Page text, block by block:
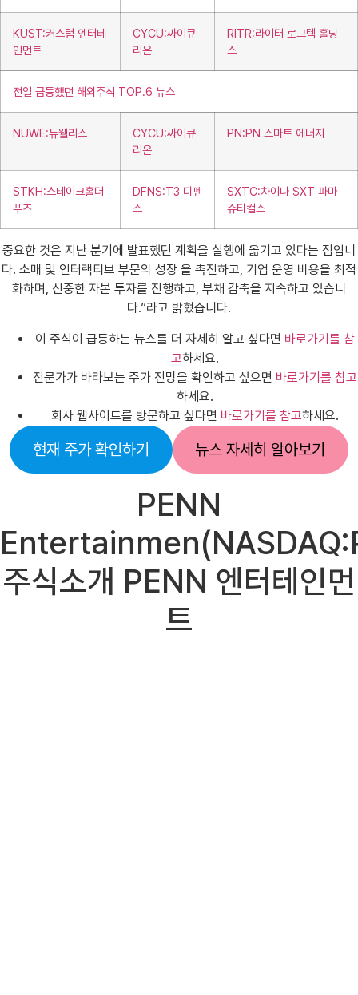
KUST:커스텀 엔터테
인먼트
CYCU:싸이큐
리온
RITR:라이터 로그텍 홀딩
스
전일 급등했던 해외주식 TOP.6 뉴스
NUWE:뉴웰리스
CYCU:싸이큐
리온
PN:PN 스마트 에너지
STKH:스테이크홀더
푸즈
DFNS:T3 디펜
스
SXTC:차이나 SXT 파마
슈티컬스
중요한 것은 지난 분기에 발표했던 계획을 실행에 옮기고 있다는 점입니
다. 소매 및 인터랙티브 부문의 성장 을 촉진하고, 기업 운영 비용을 최적
화하며, 신중한 자본 투자를 진행하고, 부채 감축을 지속하고 있습니
다.”라고 밝혔습니다.
이 주식이 급등하는 뉴스를 더 자세히 알고 싶다면 바로가기를 참
고하세요.
전문가가 바라보는 주가 전망을 확인하고 싶으면 바로가기를 참고
하세요.
회사 웹사이트를 방문하고 싶다면 바로가기를 참고하세요.
현재 주가 확인하기 뉴스 자세히 알아보기
PENN
주식소개 PENN 엔터테인먼
트